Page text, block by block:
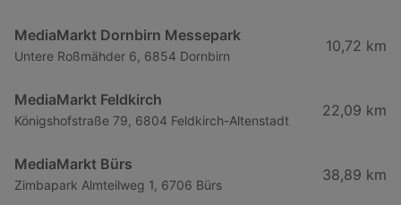
MediaMarkt Dornbirn Messepark
Untere Roßmähder 6, 6854 Dornbirn
10,72 km
MediaMarkt Feldkirch
Königshofstraße 79, 6804 Feldkirch-Altenstadt
22,09 km
MediaMarkt Bürs
Zimbapark Almteilweg 1, 6706 Bürs
38,89 km